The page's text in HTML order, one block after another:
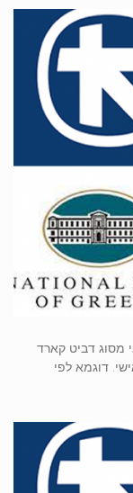
מסוג דביט קארד
דוגמא לפי